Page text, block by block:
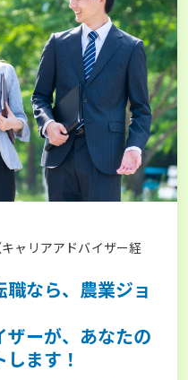
ャリアアドバイザー経
なら、農業ジョ
ザーが、あなたの
ます！